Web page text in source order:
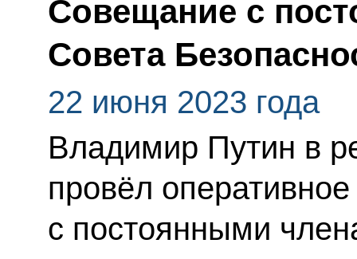
Совещание с
Совета
22 июня 2023 года
Владимир Путин в
провёл
с постоянными